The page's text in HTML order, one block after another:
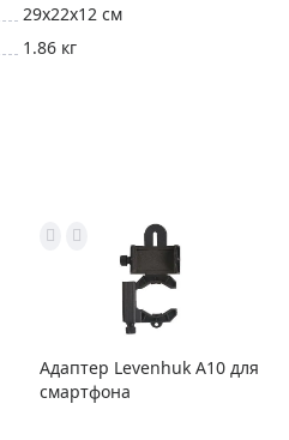
29x22x12 см
1.86 кг
Адаптер Levenhuk A10 для
смартфона